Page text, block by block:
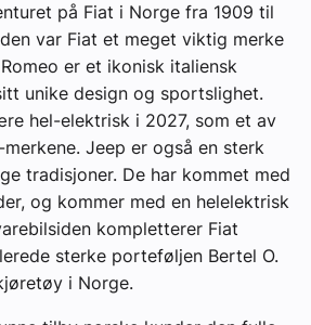
på Fiat i Norge fra 1909 til
var Fiat et meget viktig merke
er et ikonisk italiensk
unike design og sportslighet.
hel-elektrisk i 2027, som et av
Jeep er også en sterk
tradisjoner. De har kommet med
og kommer med en helelektrisk
kompletterer Fiat
sterke porteføljen Bertel O.
i Norge.